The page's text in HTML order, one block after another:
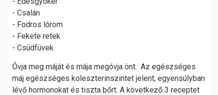
- Csalán
- Fodros lórom
- Fekete retek
- Csüdfüvek
Óvja meg máját és mája megóvja önt. Az egészséges
máj egészséges koleszterinszintet jelent, egyensúlyban
lévő hormonokat és tiszta bőrt. A következő 3 receptet